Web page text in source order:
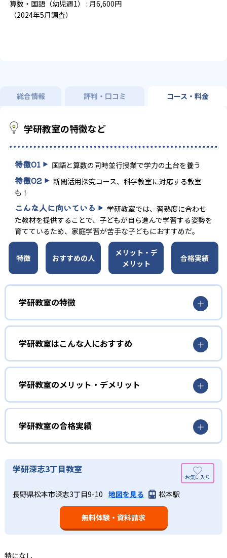
算数・国語（幼児週1） : 月6,600円
（2024年5月調査）
総合情報 評判・口コミ コース・料金
学研教室の特徴など
特徴01 国語と算数の同時並行授業で学力の土台を養う
特徴02
新聞活用探究コース、科学教室に対応する教室
も！
こんな人に向いている
学研教室では、習熟度に合わせ
た教材を提供することで、子どもが自ら進んで学習する姿勢を
育てているため、家庭学習が苦手な子どもにおすすめだ。
特徴 おすすめの人
メリット・デ
メリット
合格実績
学研教室の特徴
01
3歳から高校生まで「無学年方式」で個別指導
学研教室は、0･1･2歳から高校生までを対象として個別指導
解度を最優先して学習を進める「無学年方式」を採用して
いることが特徴だ。この「無学年方式」では、生徒が個々
のペースで学習することができるため、一度立ち止まって
わからないところをしっかり学習したり、余裕がある場合
はどんどん先取り学習を進めたりすることも可能である。
02
生徒それぞれに最適化された学習計画を設計
学研教室の個別指導では、生徒一人ひとりの学力／適性を
しっかり把握した上で学習の出発点を定め、生徒に最適化
された学習計画を設計する。また、生徒それぞれに最適な
教材を提供すると共に、適切なアドバイスも実施。少しず
つレベルアップするスモールステップの教材となっている
学研教室はこんな人におすすめ
勉強全体の底力を上げたい人向け
学研教室は、生徒の「わかった！」を重視する形で個別指
導を行っている。無理なく学習を進められるよう「無学年
方式」を採用しており、わからない問題がある場合は立ち
知識の量などで測りやすい「見える力」だけでなく、学習
に向いている。
算数（数学）と国語の基礎力を上げたい人向け
学研教室では、算数（数学）と国語を全ての教科の基礎に
なるものと考え、その指導を重視している。算数（数学）
では筋道を立てて考える力の育成を、国語では全ての学力
の土台となる「読む力」「書く力」の育成に力を入れてい
家庭学習で学習させている。そのため、算数（数学）と国
学研教室のメリット・デメリット
学研教室の合格実績
学研教室の合格実績は、公式サイトでは公開されていな
い。
学研深志3丁目教室
長野県松本市深志3丁目9-10 地図を見る 松本駅
無料体験・資料請求
特になし